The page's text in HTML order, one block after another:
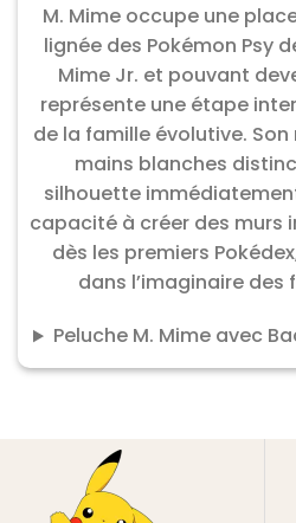
M. Mime occupe une
lignée des Pokémon Psy
Mime Jr. et pouvant
représente une étape
de la famille évolutive.
mains blanches
silhouette
capacité à créer des murs
dès les premiers
dans l’imaginaire des
Peluche M. Mime avec